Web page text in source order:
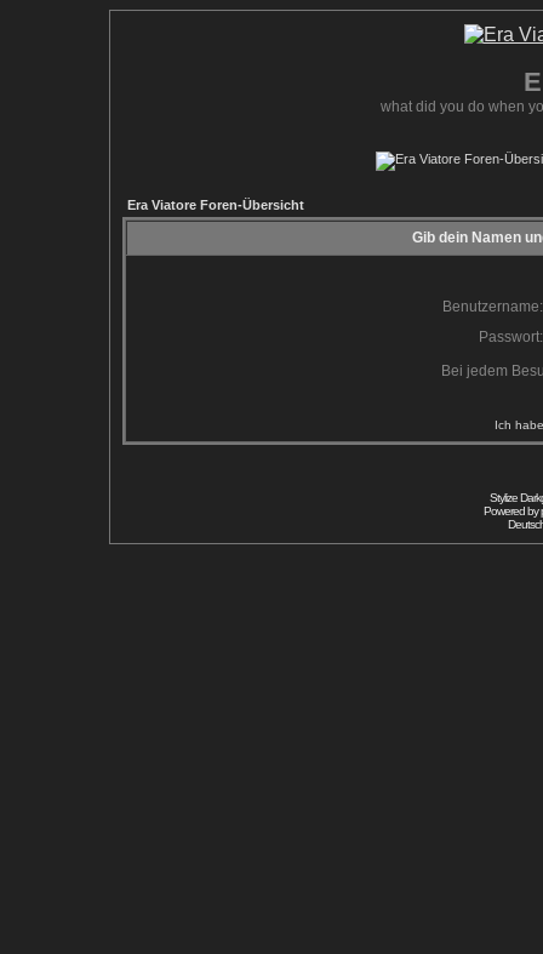
what did you do when
Era Viatore Foren-Übersicht
Gib dein Namen
Benutzername:
Passwort:
Bei jedem
Ich
Stylize
Powered by